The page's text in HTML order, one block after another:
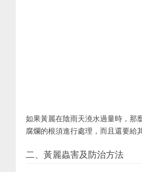
如果黃麗在陰雨天澆水過量時，那
腐爛的根須進行處理，而且還要給
二、黃麗蟲害及防治方法